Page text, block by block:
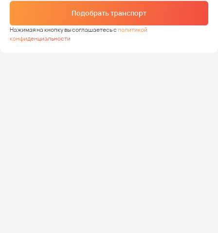
Подобрать транспорт
Нажимая на кнопку вы соглашаетесь сполитикой
конфиденциальности